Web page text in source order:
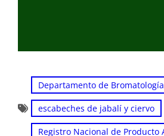
Departamento de Bromatología
escabeches de jabalí y ciervo
Registro Nacional de Producto